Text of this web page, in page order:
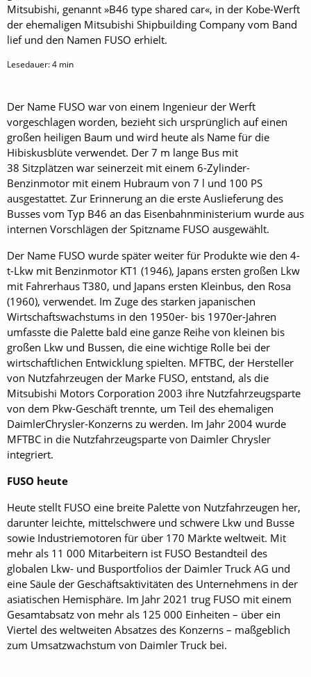
Mitsubishi, genannt »B46 type shared car«, in der Kobe-Werft
der ehemaligen Mitsubishi Shipbuilding Company vom Band
lief und den Namen FUSO erhielt.
Lesedauer:4 min
Der Name FUSO war von einem Ingenieur der Werft
vorgeschlagen worden, bezieht sich ursprünglich auf einen
großen heiligen Baum und wird heute als Name für die
Hibiskusblüte verwendet. Der 7 m lange Bus mit
38 Sitzplätzen war seinerzeit mit einem 6-Zylinder-
Benzinmotor mit einem Hubraum von 7 l und 100 PS
ausgestattet. Zur Erinnerung an die erste Auslieferung des
Busses vom Typ B46 an das Eisenbahnministerium wurde aus
internen Vorschlägen der Spitzname FUSO ausgewählt.
Der Name FUSO wurde später weiter für Produkte wie den 4-
t-Lkw mit Benzinmotor KT1 (1946), Japans ersten großen Lkw
mit Fahrerhaus T380, und Japans ersten Kleinbus, den Rosa
(1960), verwendet. Im Zuge des starken japanischen
Wirtschaftswachstums in den 1950er- bis 1970er-Jahren
umfasste die Palette bald eine ganze Reihe von kleinen bis
großen Lkw und Bussen, die eine wichtige Rolle bei der
wirtschaftlichen Entwicklung spielten. MFTBC, der Hersteller
von Nutzfahrzeugen der Marke FUSO, entstand, als die
Mitsubishi Motors Corporation 2003 ihre Nutzfahrzeugsparte
von dem Pkw-Geschäft trennte, um Teil des ehemaligen
DaimlerChrysler-Konzerns zu werden. Im Jahr 2004 wurde
MFTBC in die Nutzfahrzeugsparte von Daimler Chrysler
integriert.
FUSO heute
Heute stellt FUSO eine breite Palette von Nutzfahrzeugen her,
darunter leichte, mittelschwere und schwere Lkw und Busse
sowie Industriemotoren für über 170 Märkte weltweit. Mit
mehr als 11 000 Mitarbeitern ist FUSO Bestandteil des
globalen Lkw- und Busportfolios der Daimler Truck AG und
eine Säule der Geschäftsaktivitäten des Unternehmens in der
asiatischen Hemisphäre. Im Jahr 2021 trug FUSO mit einem
Gesamtabsatz von mehr als 125 000 Einheiten – über ein
Viertel des weltweiten Absatzes des Konzerns – maßgeblich
zum Umsatzwachstum von Daimler Truck bei.